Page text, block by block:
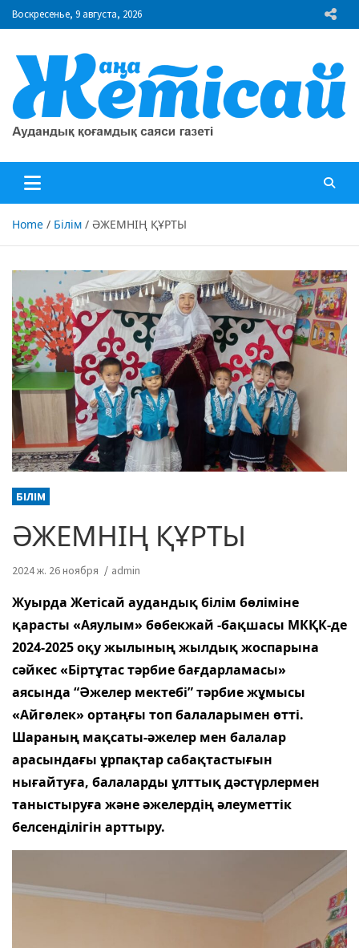
Skip
to
Воскресенье, 9 августа, 2026
"Жаңа Жетісай" газеті
Home Білім ӘЖЕМНІҢ ҚҰРТЫ
БІЛІМ
ӘЖЕМНІҢ ҚҰРТЫ
2024 ж. 26 ноября admin
Жуырда Жетісай аудандық білім бөліміне
қарасты «Аяулым» бөбекжай -бақшасы МКҚК-де
2024-2025 оқу жылының жылдық жоспарына
сәйкес «Біртұтас тәрбие бағдарламасы»
аясында “Әжелер мектебі” тәрбие жұмысы
«Айгөлек» ортаңғы топ балаларымен өтті.
Шараның мақсаты-әжелер мен балалар
арасындағы ұрпақтар сабақтастығын
нығайтуға, балаларды ұлттық дәстүрлермен
таныстыруға және әжелердің әлеуметтік
белсенділігін арттыру.